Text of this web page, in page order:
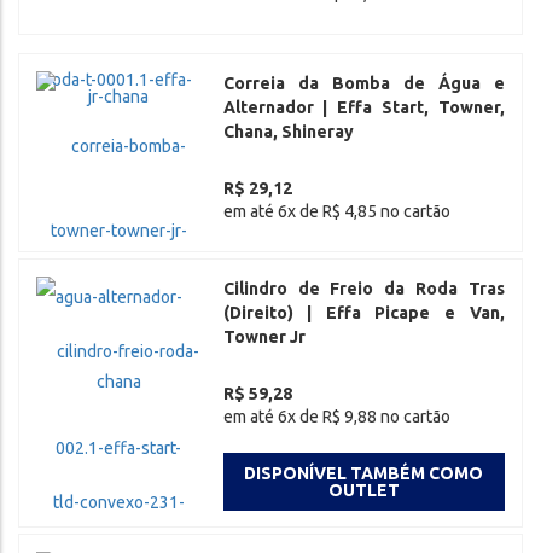
Correia da Bomba de Água e
Alternador | Effa Start, Towner,
Chana, Shineray
R$ 29,12
em até 6x de R$ 4,85 no cartão
Cilindro de Freio da Roda Tras
(Direito) | Effa Picape e Van,
Towner Jr
R$ 59,28
em até 6x de R$ 9,88 no cartão
DISPONÍVEL TAMBÉM COMO
OUTLET